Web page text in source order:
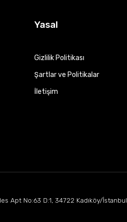
Yasal
Gizlilik Politikası
Şartlar ve Politikalar
İletişim
Apt No:63 D:1, 34722 Kadıköy/İstanbul